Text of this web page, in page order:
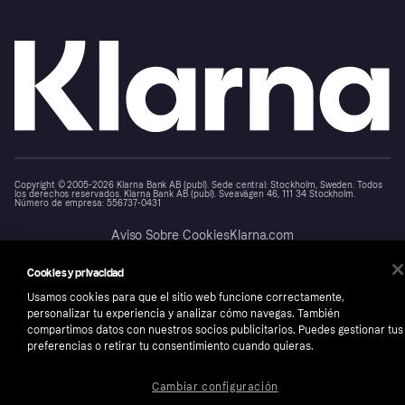
Copyright © 2005-2026 Klarna Bank AB (publ). Sede central: Stockholm, Sweden. Todos
los derechos reservados. Klarna Bank AB (publ). Sveavägen 46, 111 34 Stockholm.
Número de empresa: 556737-0431
Aviso Sobre CookiesKlarna.com
Cookies y privacidad
Usamos cookies para que el sitio web funcione correctamente,
personalizar tu experiencia y analizar cómo navegas. También
compartimos datos con nuestros socios publicitarios. Puedes gestionar tus
preferencias o retirar tu consentimiento cuando quieras.
Cambiar configuración